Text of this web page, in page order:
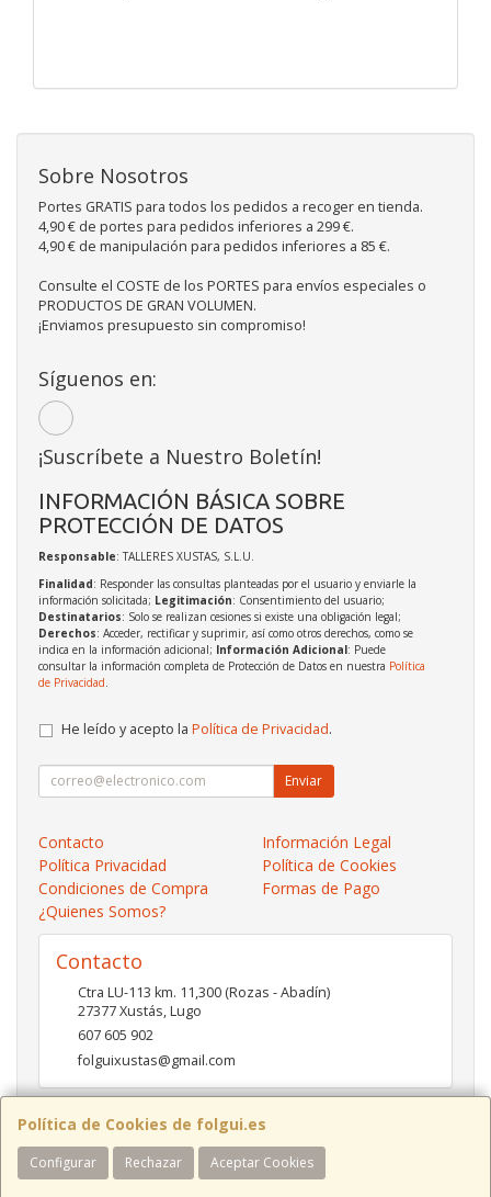
Política de Cookies de folgui.es
Configurar Rechazar Aceptar Cookies
Sobre Nosotros
Portes GRATIS para todos los pedidos a recoger en tienda.
4,90 € de portes para pedidos inferiores a 299 €.
4,90 € de manipulación para pedidos inferiores a 85 €.
Consulte el COSTE de los PORTES para envíos especiales o
PRODUCTOS DE GRAN VOLUMEN.
¡Enviamos presupuesto sin compromiso!
Síguenos en:
¡Suscríbete a Nuestro Boletín!
INFORMACIÓN BÁSICA SOBRE
PROTECCIÓN DE DATOS
Responsable: TALLERES XUSTAS, S.L.U.
Finalidad: Responder las consultas planteadas por el usuario y enviarle la
información solicitada; Legitimación: Consentimiento del usuario;
Destinatarios: Solo se realizan cesiones si existe una obligación legal;
Derechos: Acceder, rectificar y suprimir, así como otros derechos, como se
indica en la información adicional; Información Adicional: Puede
consultar la información completa de Protección de Datos en nuestra Política
de Privacidad
He leído y acepto la Política de Privacidad.
Enviar
Contacto
Información Legal
Política Privacidad
Política de Cookies
Condiciones de Compra
Formas de Pago
¿Quienes Somos?
Contacto
Ctra LU-113 km. 11,300 (Rozas - Abadín)
27377Xustás,Lugo
607 605 902
folguixustas@gmail.com
Horario
Lunes a viernes de 10:00 a 14:00 y de 16:00 a 20:00.
Sábados de 10:00 a 14:00 y de 16:00 a 19:00